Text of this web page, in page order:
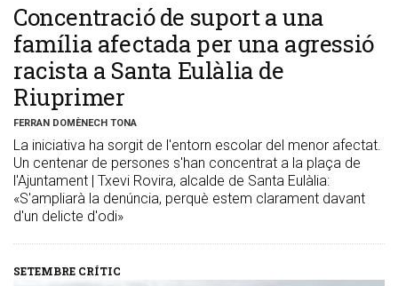
​Concentració de suport a una
família afectada per una agressió
racista a Santa Eulàlia de
Riuprimer
FERRAN DOMÈNECH TONA
La iniciativa ha sorgit de l'entorn escolar del menor afectat.
Un centenar de persones s'han concentrat a la plaça de
l'Ajuntament | Txevi Rovira, alcalde de Santa Eulàlia:
«S'ampliarà la denúncia, perquè estem clarament davant
d'un delicte d'odi»
SETEMBRE CRÍTIC